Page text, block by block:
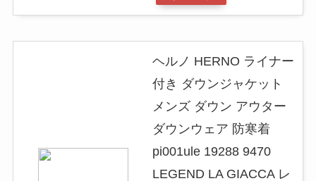
ヘルノ HERNO ライナー
付き ダウンジャケット
メンズ ダウン アウター
ダウンウェア 防寒着
pi001ule 19288 9470
LEGEND LA GIACCA レ